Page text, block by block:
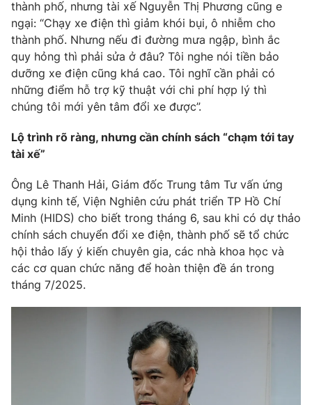
Liên hệ tòa soạn English
THỜI BÁO VTV
Theo dõi báo trên
Cơ quan chủ quản:Đài Truyền hình Việt Nam
Cơ quan báo chí:Thời báo VTV
Giấy phép hoạt động báo in và báo điện tử số 483/GP-BTTTT
cấp ngày 29/12/2023
Tổng Biên tập:Vũ Thanh Thủy
Phó Tổng Biên tập:
024.38 355 931 - 024.38 355 932
024.66 897 897
024-7300.7108
thành phố, nhưng tài xế Nguyễn Thị Phương cũng e
ngại: “Chạy xe điện thì giảm khói bụi, ô nhiễm cho
thành phố. Nhưng nếu đi đường mưa ngập, bình ắc
quy hỏng thì phải sửa ở đâu? Tôi nghe nói tiền bảo
dưỡng xe điện cũng khá cao. Tôi nghĩ cần phải có
những điểm hỗ trợ kỹ thuật với chi phí hợp lý thì
chúng tôi mới yên tâm đổi xe được”.
Lộ trình rõ ràng, nhưng cần chính sách “chạm tới tay
tài xế”
Ông Lê Thanh Hải, Giám đốc Trung tâm Tư vấn ứng
dụng kinh tế, Viện Nghiên cứu phát triển TP Hồ Chí
Minh (HIDS) cho biết trong tháng 6, sau khi có dự thảo
chính sách chuyển đổi xe điện, thành phố sẽ tổ chức
hội thảo lấy ý kiến chuyên gia, các nhà khoa học và
các cơ quan chức năng để hoàn thiện đề án trong
tháng 7/2025.